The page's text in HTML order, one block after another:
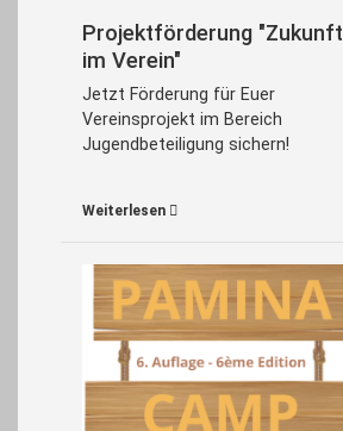
Projektförderung "Zukunft
im Verein"
Jetzt Förderung für Euer
Vereinsprojekt im Bereich
Jugendbeteiligung sichern!
Weiterlesen